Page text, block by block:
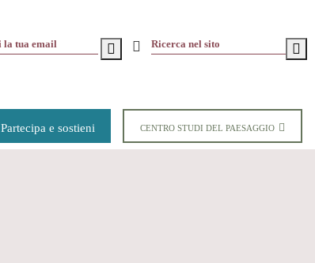
Partecipa e sostieni CENTRO STUDI DEL PAESAGGIO